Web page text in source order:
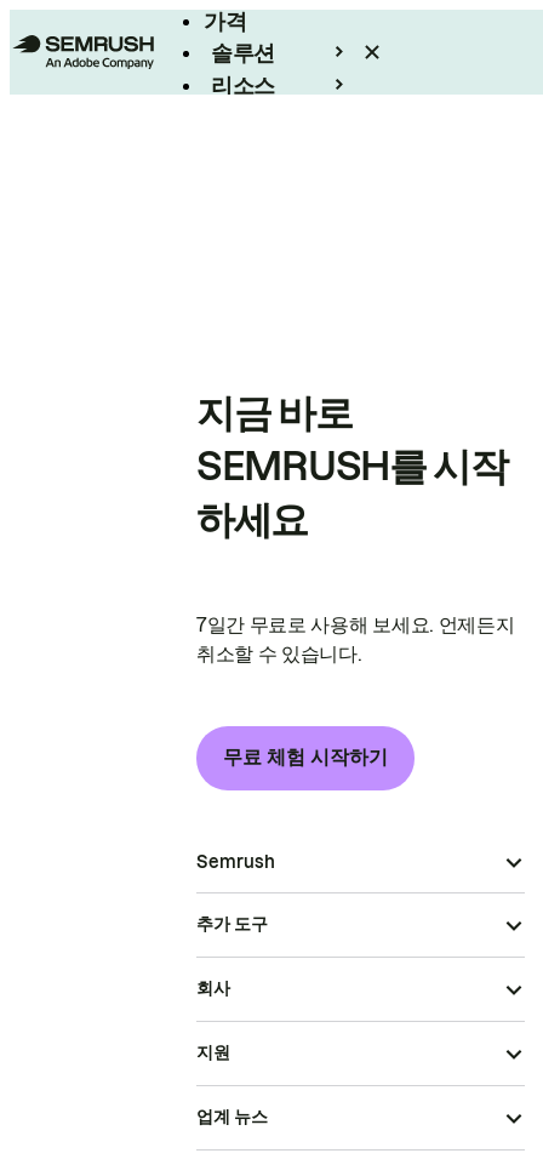
가격
솔루션
리소스
지금 바로
SEMRUSH를 시작
하세요
7일간 무료로 사용해 보세요. 언제든지
취소할 수 있습니다.
무료 체험 시작하기
Semrush
추가 도구
회사
지원
업계 뉴스